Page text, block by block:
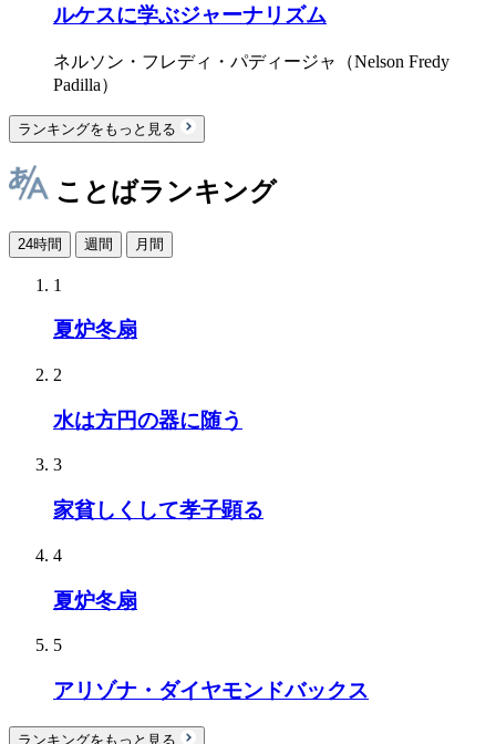
ルケスに学ぶジャーナリズム
ネルソン・フレディ・パディージャ（Nelson Fredy
Padilla）
ランキングをもっと見る
ことばランキング
24時間 週間 月間
1
夏炉冬扇
2
水は方円の器に随う
3
家貧しくして孝子顕る
4
夏炉冬扇
5
アリゾナ・ダイヤモンドバックス
ランキングをもっと見る